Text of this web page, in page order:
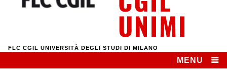
UNIMI
FLC CGIL UNIVERSITÀ DEGLI STUDI DI MILANO
MENU